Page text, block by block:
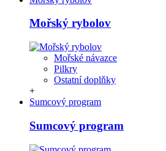
Mořský rybolov
Mořské návazce
Pilkry
Ostatní doplňky
+
Sumcový program
Sumcový program